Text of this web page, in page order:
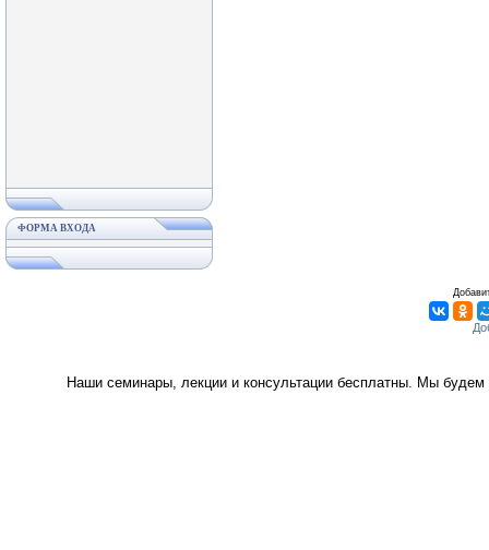
ФОРМА ВХОДА
Наши семинары, лекции и консультации бесплатны. Мы